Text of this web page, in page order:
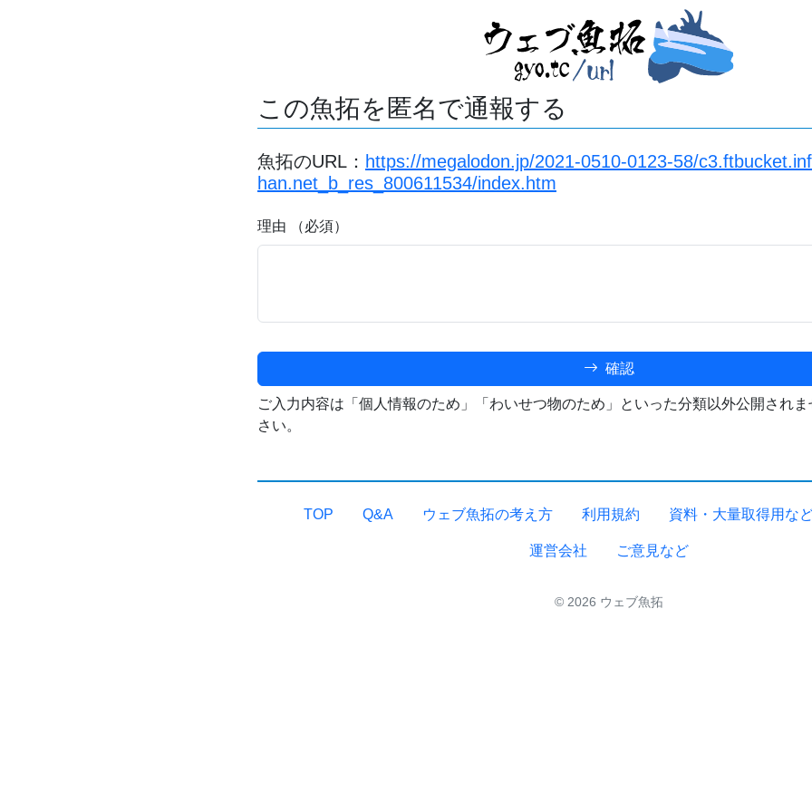
この魚拓を匿名で通報する
魚拓のURL： https://megalodon.jp/2021-0510-0123-58/
han.net_b_res_800611534/index.htm
理由 （必須）
確認
ご入力内容は「個人情報のため」「わいせつ物のため」といった分類以外公開され
さい。
TOP Q&A ウェブ魚拓の考え方 利用規約 資料・大量取得用な
運営会社 ご意見など
© 2026 ウェブ魚拓